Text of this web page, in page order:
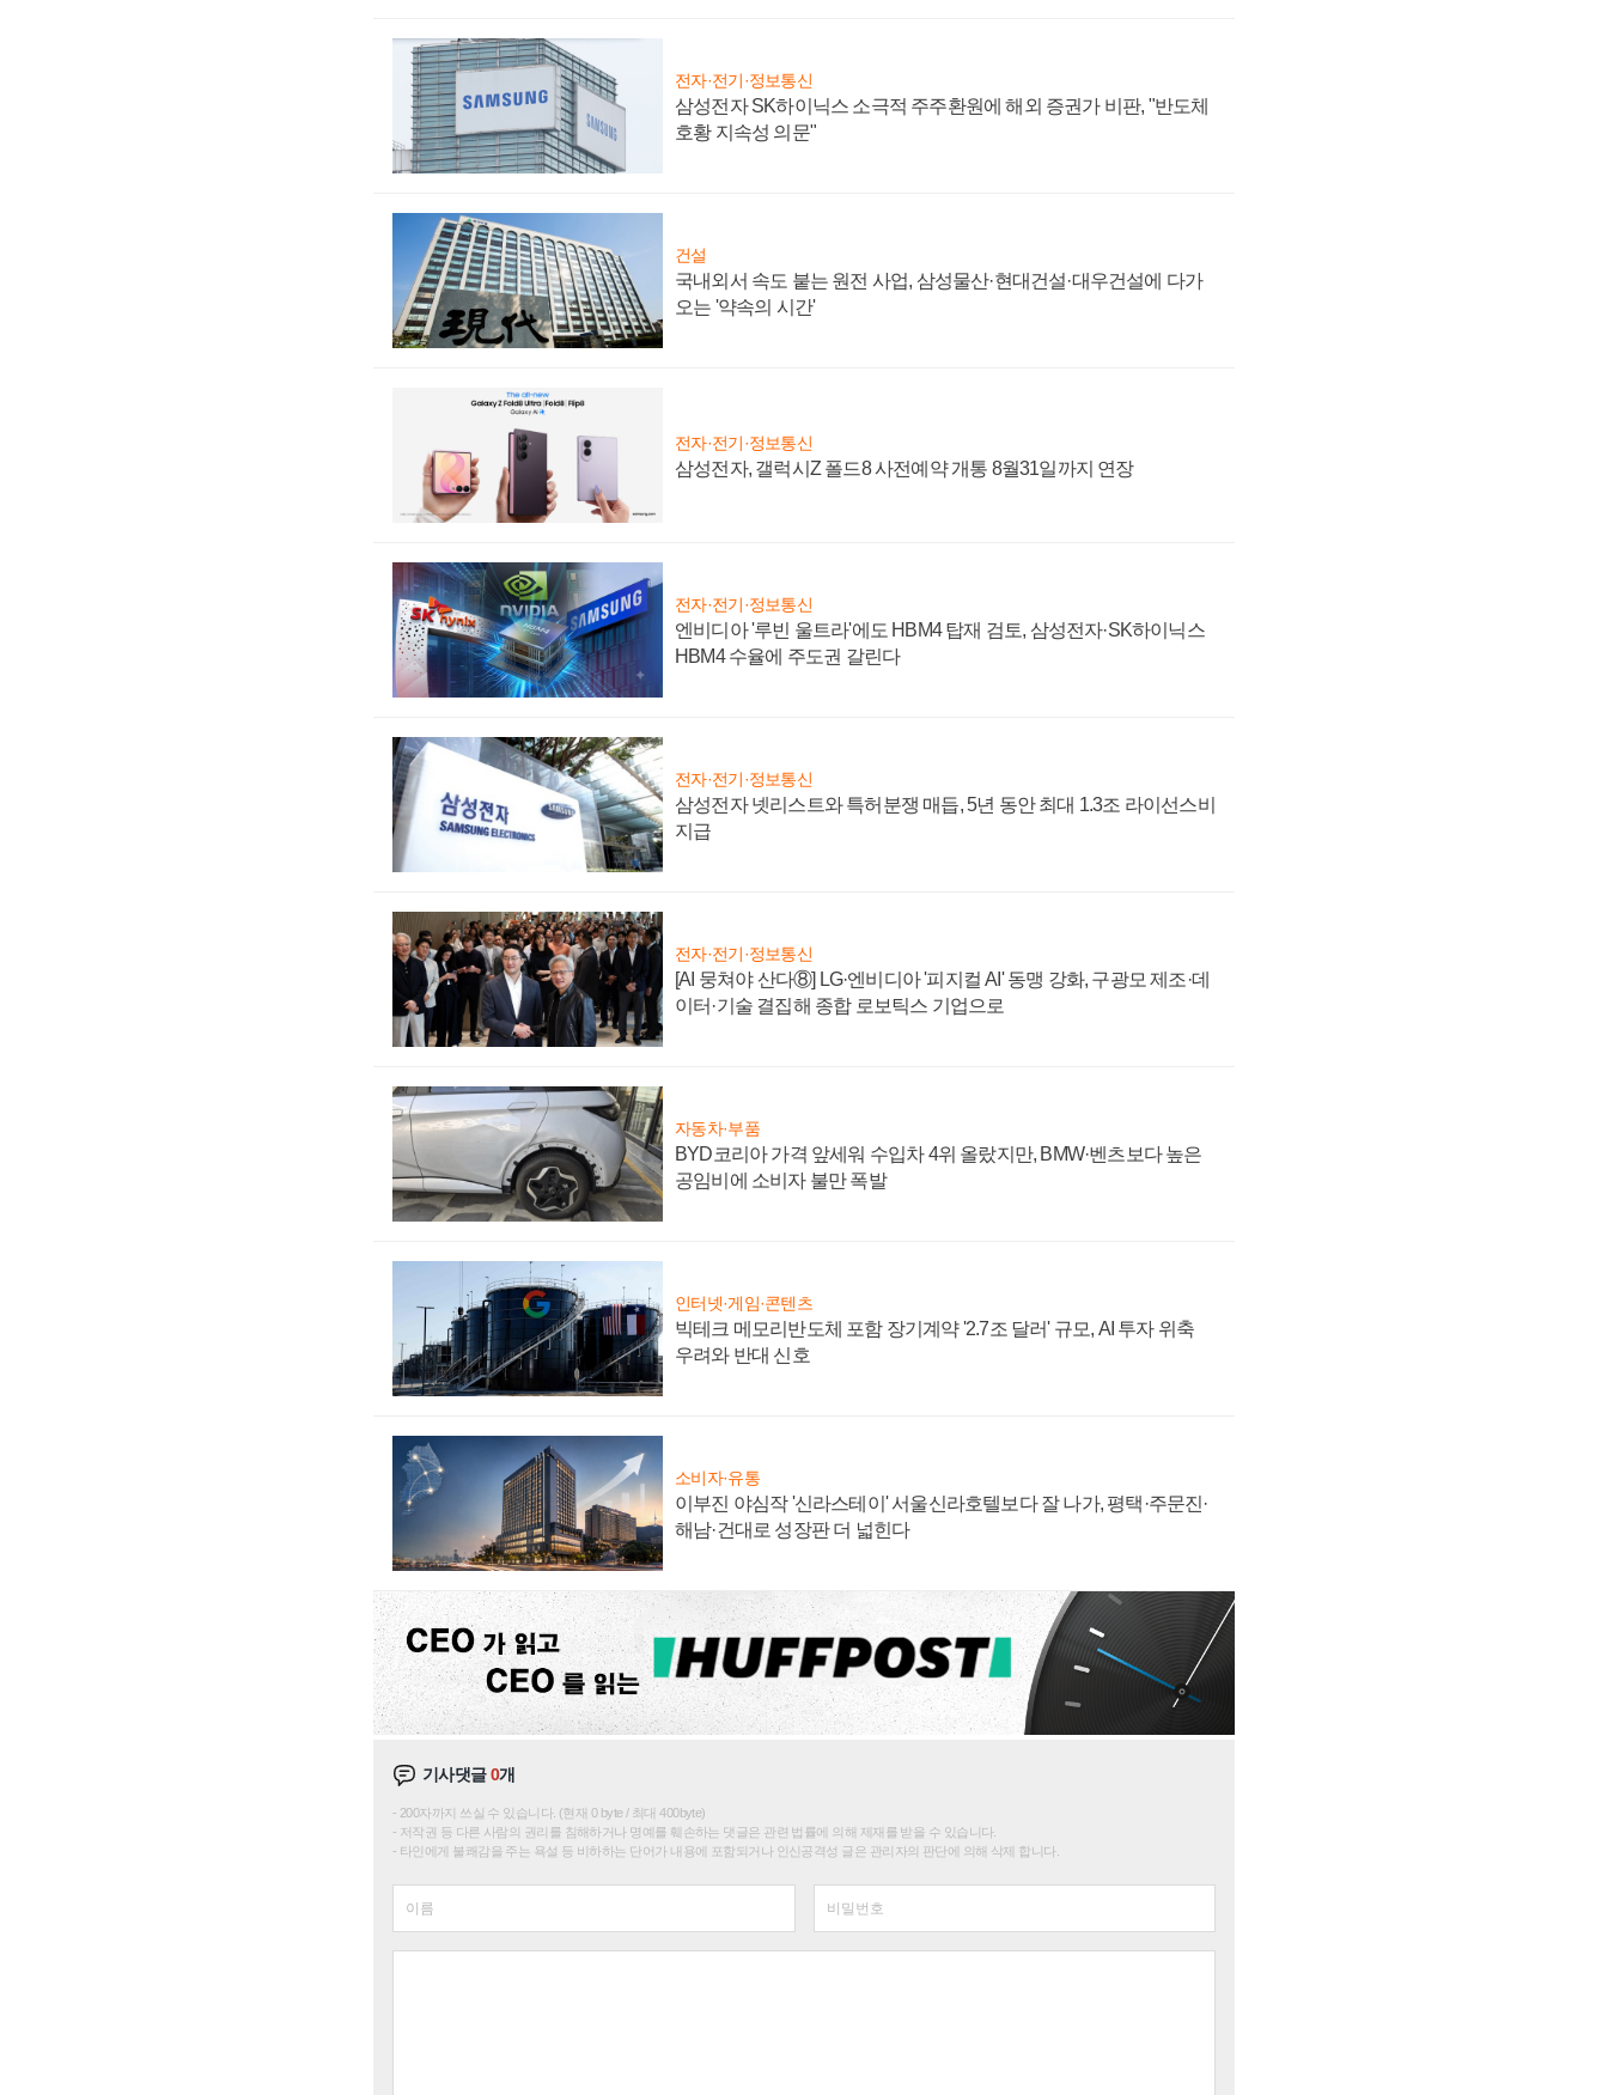
전자·전기·정보통신
삼성전자 SK하이닉스 소극적 주주환원에 해외 증권가 비판, "반도체
호황 지속성 의문"
건설
국내외서 속도 붙는 원전 사업, 삼성물산·현대건설·대우건설에 다가
오는 '약속의 시간'
전자·전기·정보통신
삼성전자, 갤럭시Z 폴드8 사전예약 개통 8월31일까지 연장
전자·전기·정보통신
엔비디아 '루빈 울트라'에도 HBM4 탑재 검토, 삼성전자·SK하이닉스
HBM4 수율에 주도권 갈린다
전자·전기·정보통신
삼성전자 넷리스트와 특허분쟁 매듭, 5년 동안 최대 1.3조 라이선스비
지급
전자·전기·정보통신
[AI 뭉쳐야 산다⑧] LG·엔비디아 '피지컬 AI' 동맹 강화, 구광모 제조·데
이터·기술 결집해 종합 로보틱스 기업으로
자동차·부품
BYD코리아 가격 앞세워 수입차 4위 올랐지만, BMW·벤츠보다 높은
공임비에 소비자 불만 폭발
인터넷·게임·콘텐츠
빅테크 메모리반도체 포함 장기계약 '2.7조 달러' 규모, AI 투자 위축
우려와 반대 신호
소비자·유통
이부진 야심작 '신라스테이' 서울신라호텔보다 잘 나가, 평택·주문진·
해남·건대로 성장판 더 넓힌다
기사댓글0개
200자까지 쓰실 수 있습니다. (현재 0 byte / 최대 400byte)
저작권 등 다른 사람의 권리를 침해하거나 명예를 훼손하는 댓글은 관련 법률에 의해 제재를 받을 수 있습니다.
타인에게 불쾌감을 주는 욕설 등 비하하는 단어가 내용에 포함되거나 인신공격성 글은 관리자의 판단에 의해 삭제 합니다.